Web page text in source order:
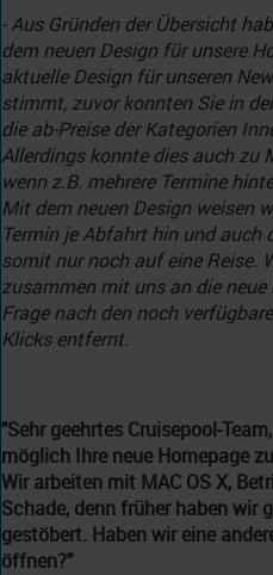
- Aus Gründen der Übersicht
dem neuen Design für unsere
aktuelle Design für unseren
stimmt, zuvor konnten Sie in
die ab-Preise der Kategorien
Allerdings konnte dies auch zu
wenn z.B. mehrere Termine
Mit dem neuen Design weisen
Termin je Abfahrt hin und auch
somit nur noch auf eine Reise.
zusammen mit uns an die
Frage nach den noch
Klicks entfernt.
"Sehr geehrtes Cruisepool-
möglich Ihre neue Homepage
Wir arbeiten mit MAC OS X,
Schade, denn früher haben wir
gestöbert. Haben wir eine
öffnen?"